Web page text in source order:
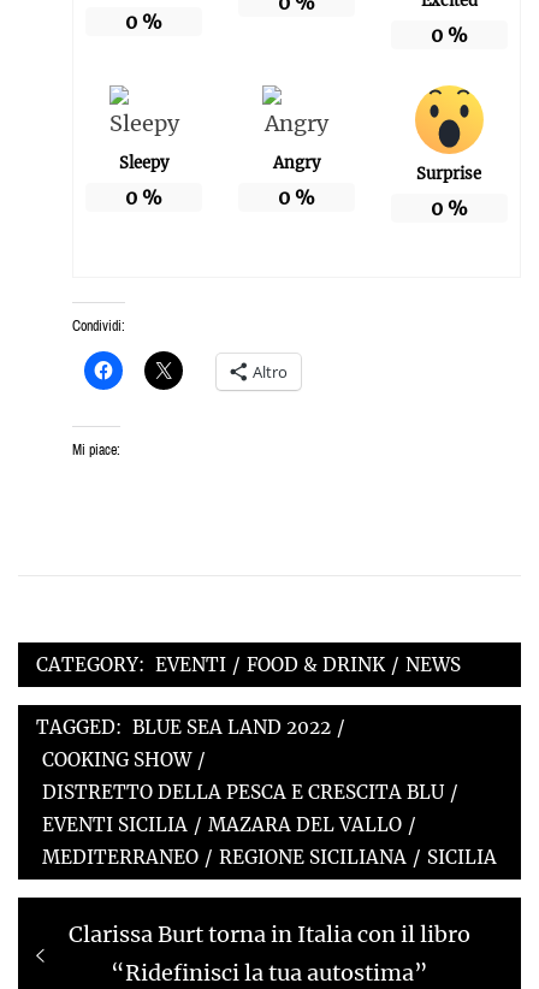
0%
0%
Sleepy
0%
Angry
0%
Surprise
0%
Condividi:
Altro
Mi piace:
CATEGORY: EVENTI / FOOD & DRINK / NEWS
TAGGED: BLUE SEA LAND 2022 /
COOKING SHOW /
DISTRETTO DELLA PESCA E CRESCITA BLU /
EVENTI SICILIA / MAZARA DEL VALLO /
MEDITERRANEO / REGIONE SICILIANA / SICILIA
Navigazione
articoliPrevious
post:
Clarissa Burt torna in Italia con il libro
“Ridefinisci la tua autostima”